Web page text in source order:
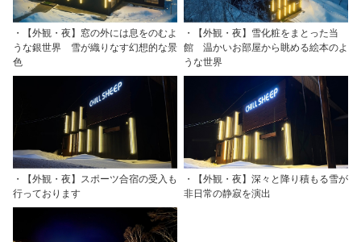
・【外観・夜】窓の外には息をのむよ
うな銀世界 雪が織りなす幻想的な景
色
・【外観・夜】雪化粧をまとった当
館 温かいお部屋から眺める絵本のよ
うな世界
・【外観・夜】スポーツ合宿の受入も
行っております
・【外観・夜】深々と降り積もる雪が
非日常の静寂を演出